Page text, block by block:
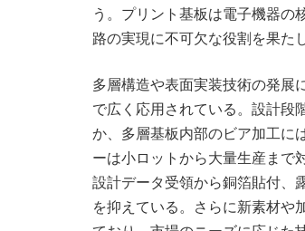
う。プリント基板は電子機器の
路の実現に不可欠な役割を果た
多層構造や表面実装技術の発展
で広く応用されている。設計段
か、多層基板内部のビア加工に
ーは小ロットから大量生産まで
設計データ受領から銅箔貼付、
を抑えている。さらに新素材や